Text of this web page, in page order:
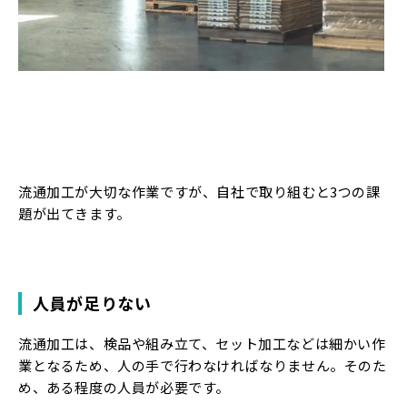
流通加工が大切な作業ですが、自社で取り組むと3つの課
題が出てきます。
人員が足りない
流通加工は、検品や組み立て、セット加工などは細かい作
業となるため、人の手で行わなければなりません。そのた
め、ある程度の人員が必要です。